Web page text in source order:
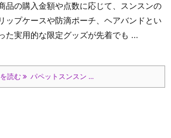
品の購入金額や点数に応じて、スンスンの
リップケースや防滴ポーチ、ヘアバンドとい
た実用的な限定グッズが先着でも ...
読む パペットスンスン ...